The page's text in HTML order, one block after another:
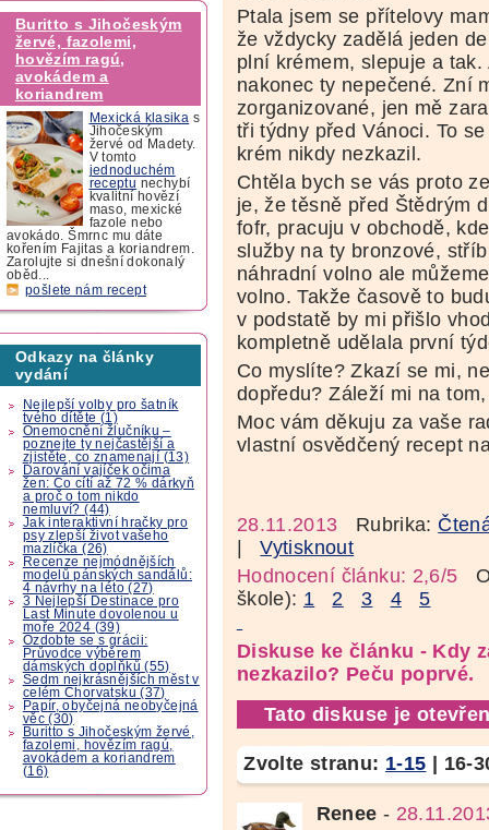
Buritto s Jihočeským
žervé, fazolemi,
hovězím ragú,
avokádem a
koriandrem
Mexická klasika s
Jihočeským
žervé od Madety.
V tomto
jednoduchém
receptu nechybí
kvalitní hovězí
maso, mexické
fazole nebo
avokádo. Šmrnc mu dáte
kořením Fajitas a koriandrem.
Zarolujte si dnešní dokonalý
oběd...
pošlete nám recept
Odkazy na články
vydání
Nejlepší volby pro šatník
tvého dítěte (1)
Onemocnění žlučníku –
poznejte ty nejčastější a
zjistěte, co znamenají (13)
Darování vajíček očima
žen: Co cítí až 72 % dárkyň
a proč o tom nikdo
nemluví? (44)
Jak interaktivní hračky pro
psy zlepší život vašeho
mazlíčka (26)
Recenze nejmódnějších
modelů pánských sandálů:
4 návrhy na léto (27)
3 Nejlepší Destinace pro
Last Minute dovolenou u
moře 2024 (39)
Ozdobte se s grácii:
Průvodce výběrem
dámských doplňků (55)
Sedm nejkrásnějších měst v
celém Chorvatsku (37)
Papír, obyčejná neobyčejná
věc (30)
Buritto s Jihočeským žervé,
fazolemi, hovězím ragú,
avokádem a koriandrem
(16)
Ptala jsem se přítelovy
že vždycky zadělá jeden
plní krémem, slepuje a
nakonec ty nepečené. Zní
zorganizované, jen mě
tři týdny před Vánoci. To
krém nikdy nezkazil.
Chtěla bych se vás proto
je, že těsně před Štědrým
fofr, pracuju v obchodě,
služby na ty bronzové,
náhradní volno ale
volno. Takže časově to
v podstatě by mi přišlo
kompletně udělala první
Co myslíte? Zkazí se mi,
dopředu? Záleží mi na
Moc vám děkuju za vaše
vlastní osvědčený recept
28.11.2013 Rubrika:
|Vytisknout
Hodnocení článku: 2,6/5
škole): 1 2 3 4 5
Diskuse ke článku - Kdy
nezkazilo? Peču poprvé.
Tato diskuse je
Zvolte stranu: 1-15 | 16-
Renee -